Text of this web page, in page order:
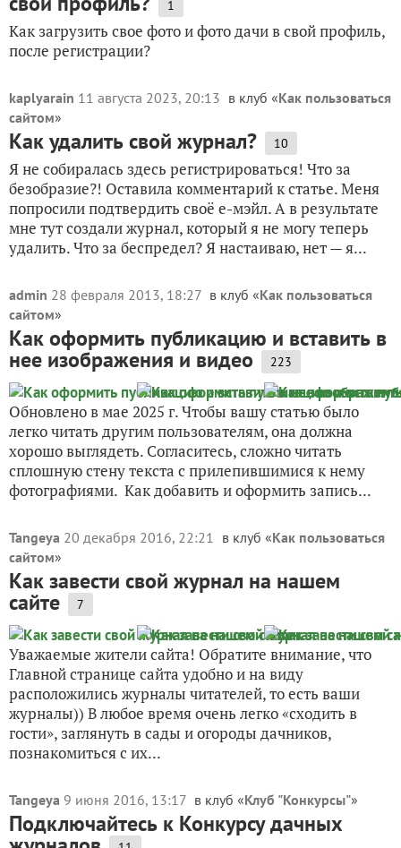
1
Как загрузить свое фото и фото дачи в свой профиль,
после регистрации?
kaplyarain 11 августа 2023, 20:13 в клуб «Как пользоваться
сайтом»
Как удалить свой журнал? 10
Я не собиралась здесь регистрироваться! Что за
безобразие?! Оставила комментарий к статье. Меня
попросили подтвердить своё е-мэйл. А в результате
мне тут создали журнал, который я не могу теперь
удалить. Что за беспредел? Я настаиваю, нет — я...
admin 28 февраля 2013, 18:27 в клуб «Как пользоваться
сайтом»
Как оформить публикацию и вставить в
нее изображения и видео 223
Обновлено в мае 2025 г. Чтобы вашу статью было
легко читать другим пользователям, она должна
хорошо выглядеть. Согласитесь, сложно читать
сплошную стену текста с прилепившимися к нему
фотографиями. Как добавить и оформить запись...
Tangeya 20 декабря 2016, 22:21 в клуб «Как пользоваться
сайтом»
Как завести свой журнал на нашем
сайте 7
Уважаемые жители сайта! Обратите внимание, что
Главной странице сайта удобно и на виду
расположились журналы читателей, то есть ваши
журналы)) В любое время очень легко «сходить в
гости», заглянуть в сады и огороды дачников,
познакомиться с их...
Tangeya 9 июня 2016, 13:17 в клуб «Клуб "Конкурсы"»
Подключайтесь к Конкурсу дачных